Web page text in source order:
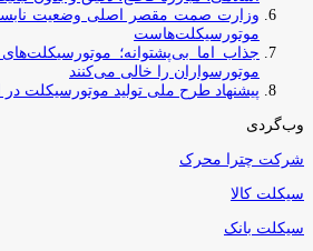
وزارت صمت مقصر اصلی وضعیت
موتورسیکلت‌هاست
جذاب اما بی‌پشتوانه؛
موتورسواران را خالی می‌کنند
پیشنهاد طرح ملی تولید موتورسیکلت
وب‌گردی
شرکت چترا محرک
سیکلت کالا
سیکلت بانک